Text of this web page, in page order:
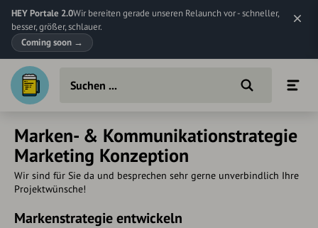
HEY Portale 2.0Wir bereiten gerade unseren Relaunch vor - schneller,
besser, größer, schlauer.
Coming soon →
Marken- & Kommunikationstrategie
Marketing Konzeption
Wir sind für Sie da und besprechen sehr gerne unverbindlich Ihre
Projektwünsche!
Markenstrategie entwickeln